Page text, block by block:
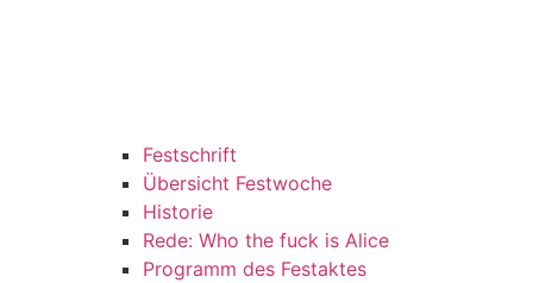
Festschrift
Übersicht Festwoche
Historie
Rede: Who the fuck is Alice
Programm des Festaktes